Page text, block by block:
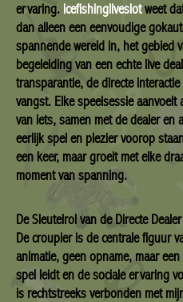
ervaring. icefishingliveslotweet
dan alleen een eenvoudige
spannende wereld in, het gebied
begeleiding van een echte live
transparantie, de directe
vangst. Elke speelsessie
van iets, samen met de dealer en
eerlijk spel en plezier voorop
een keer, maar groeit met elke
moment van spanning.
De Sleutelrol van de Directe Dealer
De croupier is de centrale figuur
animatie, geen opname, maar
spel leidt en de sociale ervaring
is rechtstreeks verbonden met